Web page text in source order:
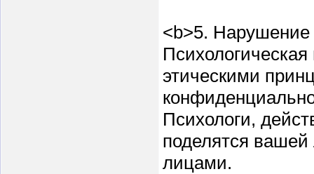
<b>5. Нарушение
этическими
Психологи,
поделятся
лицами.